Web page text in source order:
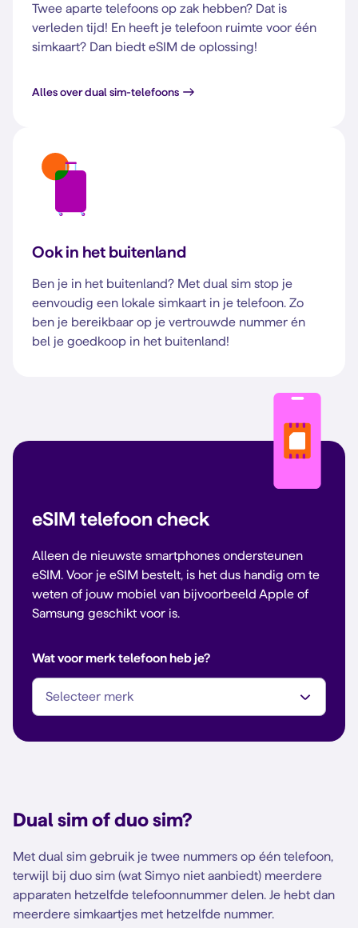
Twee aparte telefoons op zak hebben? Dat is
verleden tijd! En heeft je telefoon ruimte voor één
simkaart? Dan biedt eSIM de oplossing!
Alles over dual sim-telefoons
Ook in het buitenland
Ben je in het buitenland? Met dual sim stop je
eenvoudig een lokale simkaart in je telefoon. Zo
ben je bereikbaar op je vertrouwde nummer én
bel je goedkoop in het buitenland!
eSIM telefoon check
Alleen de nieuwste smartphones ondersteunen
eSIM. Voor je eSIM bestelt, is het dus handig om te
weten of jouw mobiel van bijvoorbeeld Apple of
Samsung geschikt voor is.
Wat voor merk telefoon heb je?
Dual sim of duo sim?
Met dual sim gebruik je twee nummers op één telefoon,
terwijl bij duo sim (wat Simyo niet aanbiedt) meerdere
apparaten hetzelfde telefoonnummer delen. Je hebt dan
meerdere simkaartjes met hetzelfde nummer.